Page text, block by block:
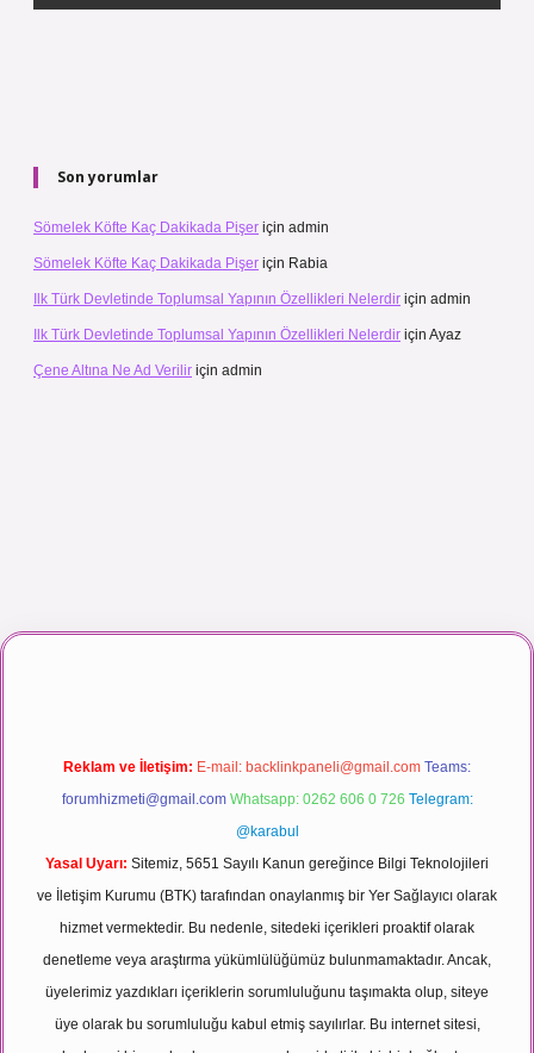
Son yorumlar
Sömelek Köfte Kaç Dakikada Pişer için admin
Sömelek Köfte Kaç Dakikada Pişer için Rabia
Ilk Türk Devletinde Toplumsal Yapının Özellikleri Nelerdir için admin
Ilk Türk Devletinde Toplumsal Yapının Özellikleri Nelerdir için Ayaz
Çene Altına Ne Ad Verilir için admin
canlı maç izle
Reklam ve İletişim: E-mail: backlinkpaneli@gmail.com Teams:
forumhizmeti@gmail.com Whatsapp: 0262 606 0 726 Telegram:
@karabul
Yasal Uyarı: Sitemiz, 5651 Sayılı Kanun gereğince Bilgi Teknolojileri
ve İletişim Kurumu (BTK) tarafından onaylanmış bir Yer Sağlayıcı olarak
hizmet vermektedir. Bu nedenle, sitedeki içerikleri proaktif olarak
denetleme veya araştırma yükümlülüğümüz bulunmamaktadır. Ancak,
üyelerimiz yazdıkları içeriklerin sorumluluğunu taşımakta olup, siteye
üye olarak bu sorumluluğu kabul etmiş sayılırlar. Bu internet sitesi,